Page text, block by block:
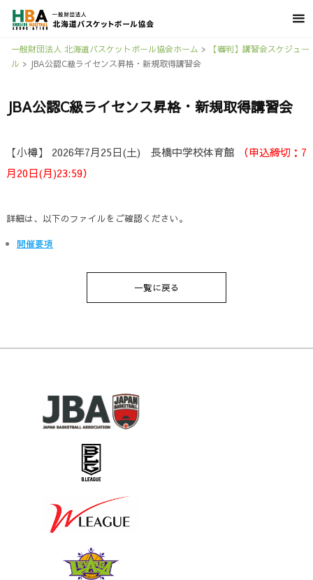
一般財団法人 北海道バスケットボール協会ホーム >
【審判】講習会スケジュー
ル > JBA公認C級ライセンス昇格・新規取得講習会
JBA公認C級ライセンス昇格・新規取得講習会
【小樽】 2026年7月25日(土) 長橋中学校体育館
（申込締切：7
月20日(月)23:59）
詳細は、以下のファイルをご確認ください。
開催要項
一覧に戻る